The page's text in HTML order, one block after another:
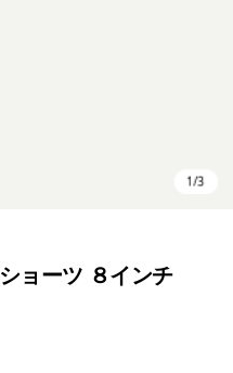
ョーツ ８インチ